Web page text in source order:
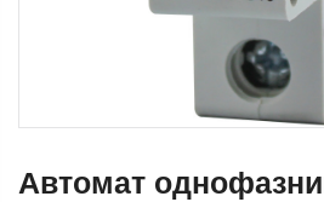
Автомат